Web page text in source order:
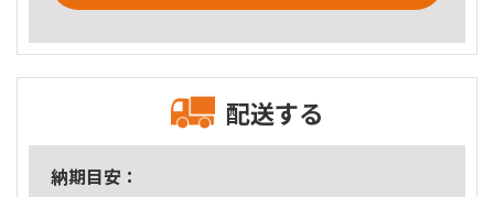
配送する
納期目安：